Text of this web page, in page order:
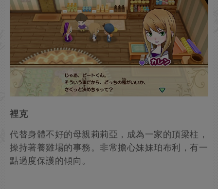
裡克
代替身體不好的母親莉莉亞，成為一家的頂梁柱，
操持著養雞場的事務。非常擔心妹妹珀布利，有一
點過度保護的傾向。